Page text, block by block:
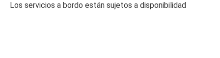
Los servicios a bordo están sujetos a disponibilidad